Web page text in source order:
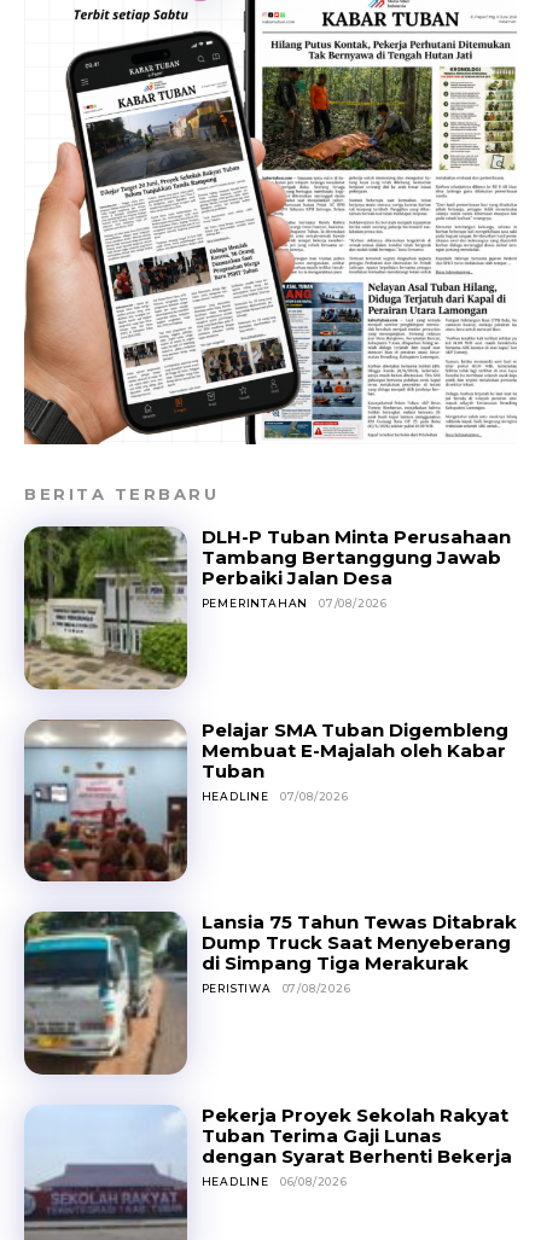
BERITA TERBARU
DLH-P Tuban Minta Perusahaan
Tambang Bertanggung Jawab
Perbaiki Jalan Desa
PEMERINTAHAN 07/08/2026
Pelajar SMA Tuban Digembleng
Membuat E-Majalah oleh Kabar
Tuban
HEADLINE 07/08/2026
Lansia 75 Tahun Tewas Ditabrak
Dump Truck Saat Menyeberang
di Simpang Tiga Merakurak
PERISTIWA 07/08/2026
Pekerja Proyek Sekolah Rakyat
Tuban Terima Gaji Lunas
dengan Syarat Berhenti Bekerja
HEADLINE 06/08/2026